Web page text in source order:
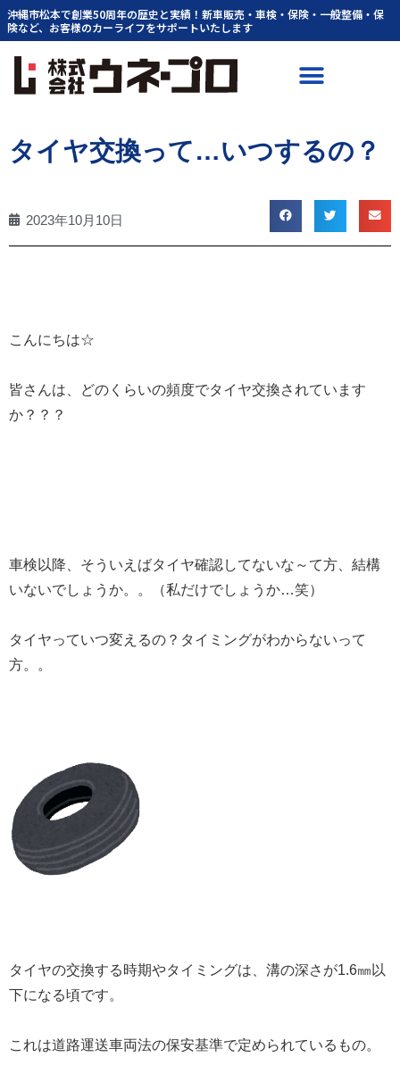
内
容
沖縄市松本で創業50周年の歴史と実績！新車販売・車検・保険・一般整備・保
険など、お客様のカーライフをサポートいたします
タイヤ交換って…いつするの？
2023年10月10日
こんにちは☆
皆さんは、どのくらいの頻度でタイヤ交換されています
か？？？
車検以降、そういえばタイヤ確認してないな～て方、結構
いないでしょうか。。（私だけでしょうか…笑）
タイヤっていつ変えるの？タイミングがわからないって
方。。
タイヤの交換する時期やタイミングは、溝の深さが1.6㎜以
下になる頃です。
これは道路運送車両法の保安基準で定められているもの。